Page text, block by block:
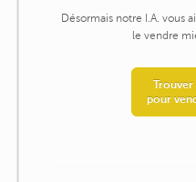
Désormais notre I.A. vous
le vendre
Trouver
pour